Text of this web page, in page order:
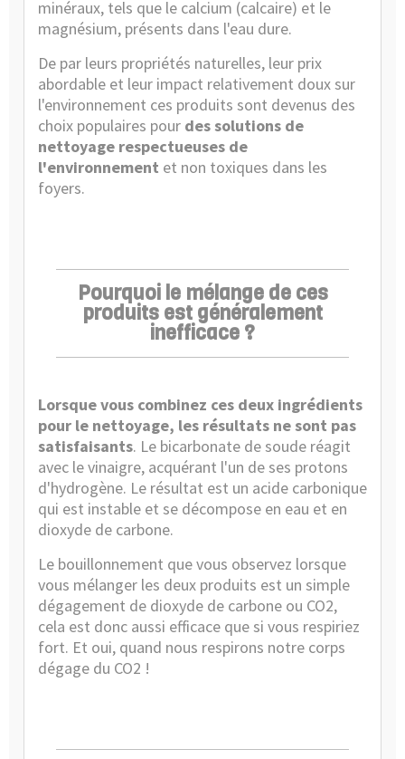
minéraux, tels que le calcium (calcaire) et le
magnésium, présents dans l'eau dure.
De par leurs propriétés naturelles, leur prix
abordable et leur impact relativement doux sur
l'environnement ces produits sont devenus des
choix populaires pour des solutions de
nettoyage respectueuses de
l'environnement et non toxiques dans les
foyers.
Pourquoi le mélange de ces
produits est généralement
inefficace ?
Lorsque vous combinez ces deux ingrédients
pour le nettoyage, les résultats ne sont pas
satisfaisants. Le bicarbonate de soude réagit
avec le vinaigre, acquérant l'un de ses protons
d'hydrogène. Le résultat est un acide carbonique
qui est instable et se décompose en eau et en
dioxyde de carbone.
Le bouillonnement que vous observez lorsque
vous mélanger les deux produits est un simple
dégagement de dioxyde de carbone ou CO2,
cela est donc aussi efficace que si vous respiriez
fort. Et oui, quand nous respirons notre corps
dégage du CO2 !